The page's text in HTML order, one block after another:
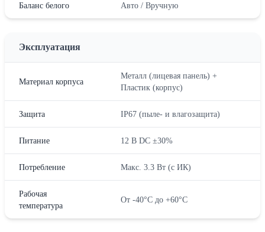
Баланс белого Авто / Вручную
Эксплуатация
Материал корпуса
Металл (лицевая панель) +
Пластик (корпус)
Защита IP67 (пыле- и влагозащита)
Питание 12 В DC ±30%
Потребление Макс. 3.3 Вт (с ИК)
Рабочая
температура
От -40°C до +60°C